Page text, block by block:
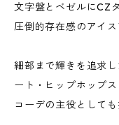
文字盤とベゼルにCZ
圧倒的存在感のアイス
細部まで輝きを追求
ート・ヒップホップス
コーデの主役として